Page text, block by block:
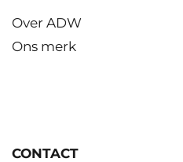
Over ADW
Ons merk
CONTACT